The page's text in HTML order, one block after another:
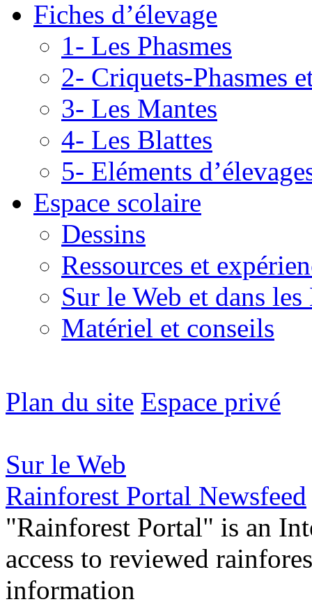
Fiches d’élevage
1- Les Phasmes
2- Criquets-Phasmes
3- Les Mantes
4- Les Blattes
5- Eléments
Espace scolaire
Dessins
Ressources et
Sur le Web et dans
Matériel et conseils
Plan du site Espace privé
Sur le Web
Rainforest Portal Newsfeed
"Rainforest Portal" is an
access to reviewed
information